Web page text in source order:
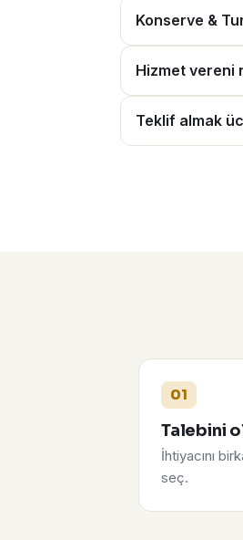
Konserve &
Hizmet vereni
Teklif almak
01
Talebini
İhtiyacını
seç.